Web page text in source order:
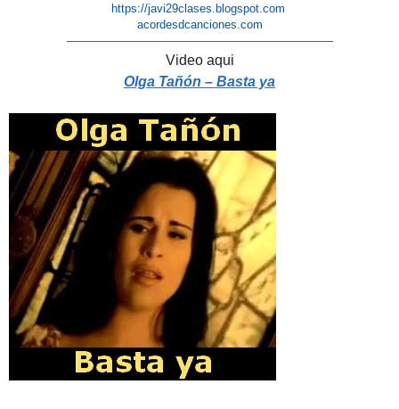
https://javi29clases.blogspot.com
acordesdcanciones.com
———————————————————————
Video aqui
Olga Tañón – Basta ya